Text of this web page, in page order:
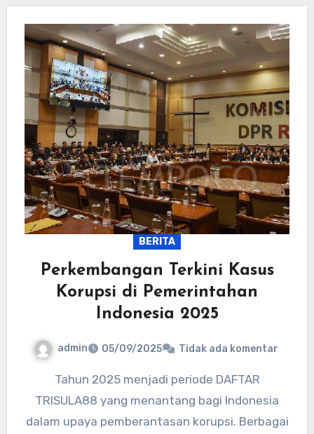
BERITA
Perkembangan Terkini Kasus
Korupsi di Pemerintahan
Indonesia 2025
admin 05/09/2025 Tidak ada komentar
Tahun 2025 menjadi periode DAFTAR
TRISULA88 yang menantang bagi Indonesia
dalam upaya pemberantasan korupsi. Berbagai